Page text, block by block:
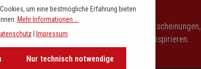
Takt voraus. Entdecken Sie Neuerscheinungen,
Sie sich von exklusiven Empfehlungen inspirieren.
um eine bestmögliche Erfahrung bieten
Mehr Informationen ...
Impressum
Nur technisch notwendige